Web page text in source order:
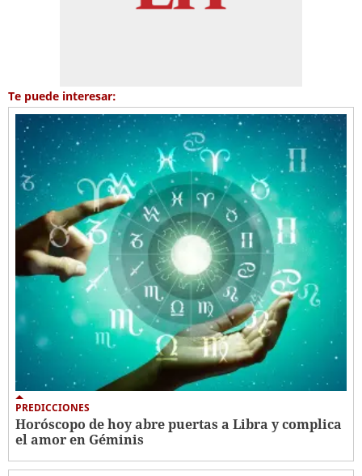
Te puede interesar:
PREDICCIONES
Horóscopo de hoy abre puertas a Libra y complica
el amor en Géminis